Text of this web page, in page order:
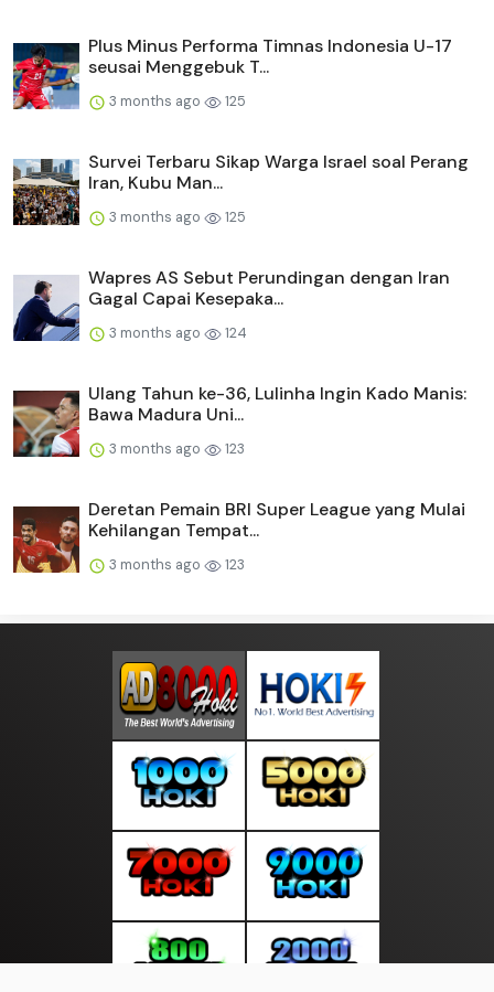
Plus Minus Performa Timnas Indonesia U-17
seusai Menggebuk T...
3 months ago 125
Survei Terbaru Sikap Warga Israel soal Perang
Iran, Kubu Man...
3 months ago 125
Wapres AS Sebut Perundingan dengan Iran
Gagal Capai Kesepaka...
3 months ago 124
Ulang Tahun ke-36, Lulinha Ingin Kado Manis:
Bawa Madura Uni...
3 months ago 123
Deretan Pemain BRI Super League yang Mulai
Kehilangan Tempat...
3 months ago 123